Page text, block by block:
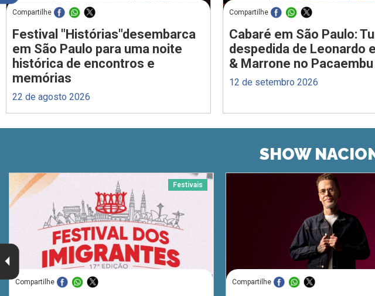
Compartilhe
Festival "Histórias"desembarca
em São Paulo para uma noite
histórica de encontros e
memórias
22 de agosto 2026
Compartilhe
Cabaré em São Paulo:
despedida de Leonardo
& Marrone no Pacaembu
12 de setembro 2026
SHOW
Festivais
Compartilhe Compartilhe